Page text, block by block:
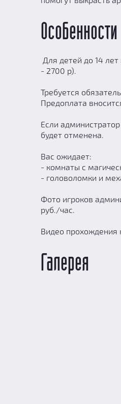
Особенности
Для детей до 14
- 2700 р).
Требуется
Предоплата
Если
будет отменена.
Вас ожидает:
- комнаты с
- головоломки и
Фото игроков
руб./час.
Видео прохождения
Галерея